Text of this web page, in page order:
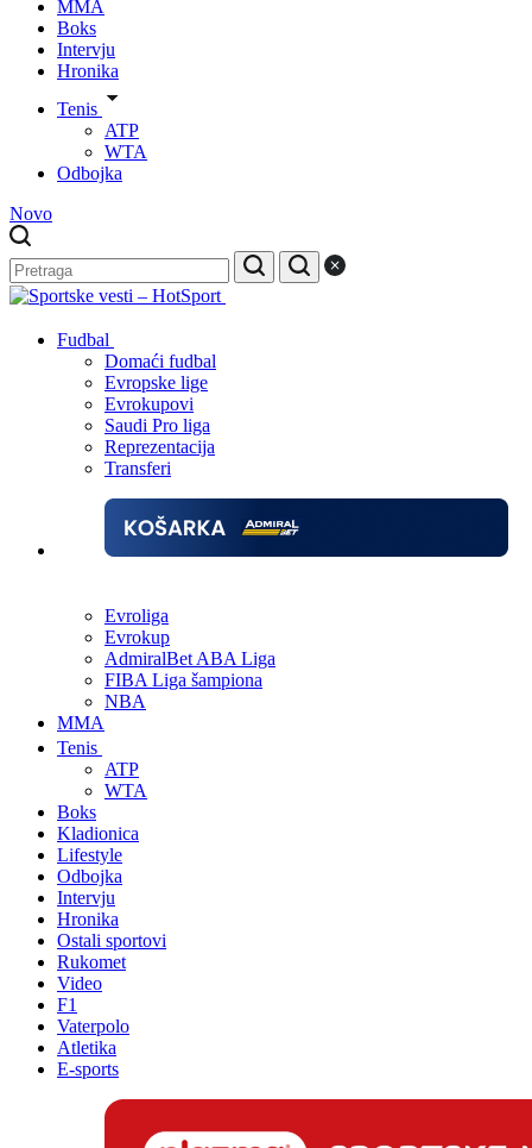
MMA
Boks
Intervju
Hronika
Tenis
ATP
WTA
Odbojka
Novo
Fudbal
Domaći fudbal
Evropske lige
Evrokupovi
Saudi Pro liga
Reprezentacija
Transferi
Evroliga
Evrokup
AdmiralBet ABA Liga
FIBA Liga šampiona
NBA
MMA
Tenis
ATP
WTA
Boks
Kladionica
Lifestyle
Odbojka
Intervju
Hronika
Ostali sportovi
Rukomet
Video
F1
Vaterpolo
Atletika
E-sports